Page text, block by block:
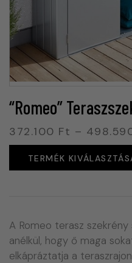
“Romeo”
372.100 Ft –
TERMÉK
A Romeo terasz
anélkül, hogy ő maga
elkápráztatja a